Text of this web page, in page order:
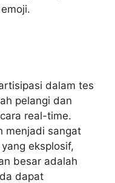
dalam tes
pelangi dan
real-time.
menjadi sangat
eksplosif,
besar adalah
dapat